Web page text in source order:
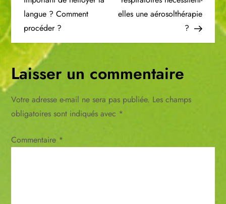
v
i
g
a
t
i
langue ? Comment
procéder ?
elles une aérosolthérapie
?
Laisser un commentaire
Votre adresse e-mail ne sera pas publiée. Les champs
obligatoires sont indiqués avec *
Commentaire *